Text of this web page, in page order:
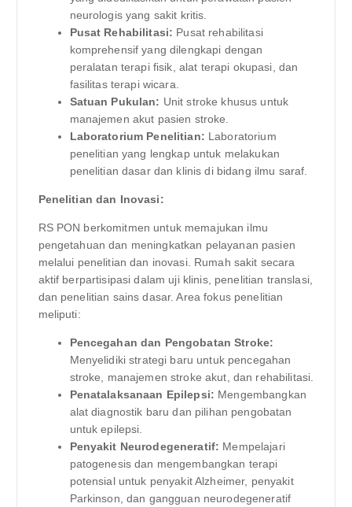
neurologis yang sakit kritis.
Pusat Rehabilitasi: Pusat rehabilitasi
komprehensif yang dilengkapi dengan
peralatan terapi fisik, alat terapi okupasi, dan
fasilitas terapi wicara.
Satuan Pukulan: Unit stroke khusus untuk
manajemen akut pasien stroke.
Laboratorium Penelitian: Laboratorium
penelitian yang lengkap untuk melakukan
penelitian dasar dan klinis di bidang ilmu saraf.
Penelitian dan Inovasi:
RS PON berkomitmen untuk memajukan ilmu
pengetahuan dan meningkatkan pelayanan pasien
melalui penelitian dan inovasi. Rumah sakit secara
aktif berpartisipasi dalam uji klinis, penelitian translasi,
dan penelitian sains dasar. Area fokus penelitian
meliputi:
Pencegahan dan Pengobatan Stroke:
Menyelidiki strategi baru untuk pencegahan
stroke, manajemen stroke akut, dan rehabilitasi.
Penatalaksanaan Epilepsi: Mengembangkan
alat diagnostik baru dan pilihan pengobatan
untuk epilepsi.
Penyakit Neurodegeneratif: Mempelajari
patogenesis dan mengembangkan terapi
potensial untuk penyakit Alzheimer, penyakit
Parkinson, dan gangguan neurodegeneratif